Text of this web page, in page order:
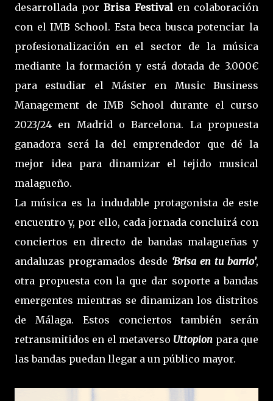
desarrollada por Brisa Festival en colaboración
con el IMB School. Esta beca busca potenciar la
profesionalización en el sector de la música
mediante la formación y está dotada de 3.000€
para estudiar el Máster en Music Business
Management de IMB School durante el curso
2023/24 en Madrid o Barcelona. La propuesta
ganadora será la del emprendedor que dé la
mejor idea para dinamizar el tejido musical
malagueño.
La música es la indudable protagonista de este
encuentro y, por ello, cada jornada concluirá con
conciertos en directo de bandas malagueñas y
andaluzas programados desde ‘Brisa en tu barrio’,
otra propuesta con la que dar soporte a bandas
emergentes mientras se dinamizan los distritos
de Málaga. Estos conciertos también serán
retransmitidos en el metaverso Uttopion para que
las bandas puedan llegar a un público mayor.